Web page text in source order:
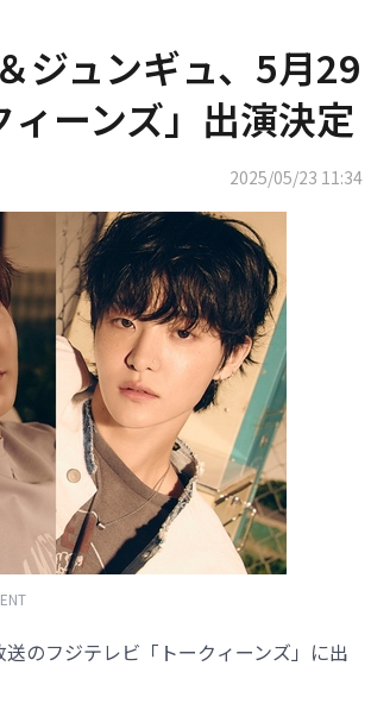
ジュンギュ、5月29
ーンズ」出演決定
2025/05/23 11:34
のフジテレビ「トークィーンズ」に出